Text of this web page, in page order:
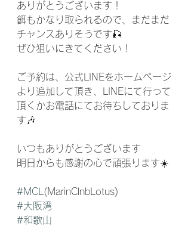
ありがとうございます！
餌もかなり取られるので、まだまだ
チャンスありそうです🎣
ぜひ狙いにきてください！
ご予約は、公式LINEをホームページ
より追加して頂き、LINEにて行って
頂くかお電話にてお待ちしておりま
す🎶
いつもありがとうございます
明日からも感謝の心で頑張ります☀️
#MCL (MarinClnbLotus)
#大阪湾
#和歌山